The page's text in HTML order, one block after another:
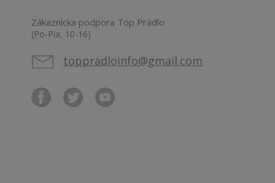
Zákaznícka podpora Top Prádlo
(Po-Pia, 10-16)
toppradloinfo@gmail.com